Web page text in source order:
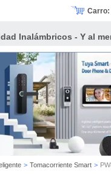
Inalámbricos - Y al
> Tomacorriente Smart >
Carro: